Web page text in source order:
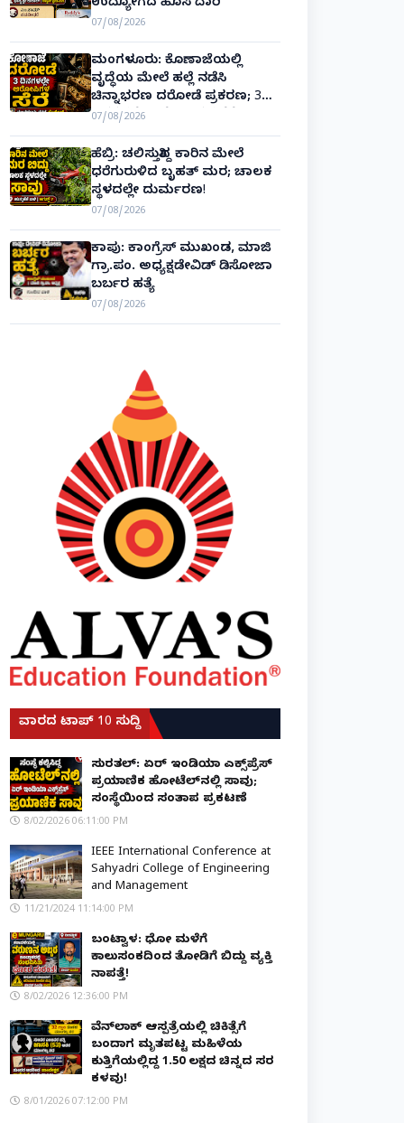
ಉದ್ಯೋಗದ ಹೊಸ ದಾರಿ
07/08/2026
ಮಂಗಳೂರು: ಕೊಣಾಜೆಯಲ್ಲಿ
ವೃದ್ಧೆಯ ಮೇಲೆ ಹಲ್ಲೆ ನಡೆಸಿ
ಚಿನ್ನಾಭರಣ ದರೋಡೆ ಪ್ರಕರಣ; 3
ದಿನಗಳಲ್ಲೇ ಆರೋಪಿಗಳ ಸೆರೆ!
07/08/2026
ಹೆಬ್ರಿ: ಚಲಿಸುತ್ತಿದ್ದ ಕಾರಿನ ಮೇಲೆ
ಧರೆಗುರುಳಿದ ಬೃಹತ್ ಮರ; ಚಾಲಕ
ಸ್ಥಳದಲ್ಲೇ ದುರ್ಮರಣ!
07/08/2026
ಕಾಪು: ಕಾಂಗ್ರೆಸ್ ಮುಖಂಡ, ಮಾಜಿ
ಗ್ರಾ.ಪಂ. ಅಧ್ಯಕ್ಷಡೇವಿಡ್ ಡಿಸೋಜಾ
ಬರ್ಬರ ಹತ್ಯೆ
07/08/2026
ವಾರದ ಟಾಪ್ 10 ಸುದ್ದಿ
ಸುರತ್ಕಲ್: ಏರ್ ಇಂಡಿಯಾ ಎಕ್ಸ್‌ಪ್ರೆಸ್
ಪ್ರಯಾಣಿಕ ಹೋಟೆಲ್‌ನಲ್ಲಿ ಸಾವು;
ಸಂಸ್ಥೆಯಿಂದ ಸಂತಾಪ ಪ್ರಕಟಣೆ
8/02/2026 06:11:00 PM
IEEE International Conference at
Sahyadri College of Engineering
and Management
11/21/2024 11:14:00 PM
ಬಂಟ್ವಾಳ: ಧೋ ಮಳೆಗೆ
ಕಾಲುಸಂಕದಿಂದ ತೋಡಿಗೆ ಬಿದ್ದು ವ್ಯಕ್ತಿ
ನಾಪತ್ತೆ!
8/02/2026 12:36:00 PM
ವೆನ್‌ಲಾಕ್ ಆಸ್ಪತ್ರೆಯಲ್ಲಿ ಚಿಕಿತ್ಸೆಗೆ
ಬಂದಾಗ ಮೃತಪಟ್ಟ ಮಹಿಳೆಯ
ಕುತ್ತಿಗೆಯಲ್ಲಿದ್ದ ₹1.50 ಲಕ್ಷದ ಚಿನ್ನದ ಸರ
ಕಳವು!
8/01/2026 07:12:00 PM